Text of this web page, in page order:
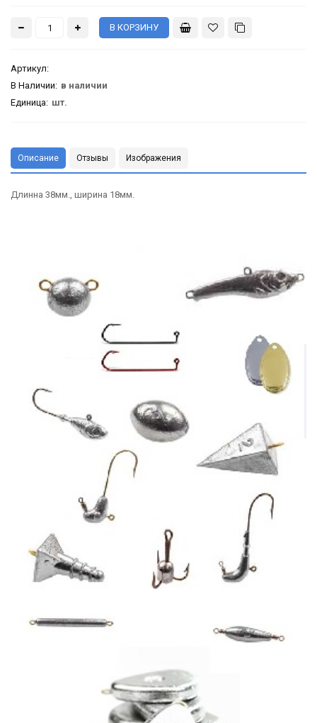
Артикул:
В Наличии: в наличии
Единица: шт.
Описание Отзывы Изображения
Длинна 38мм., ширина 18мм.